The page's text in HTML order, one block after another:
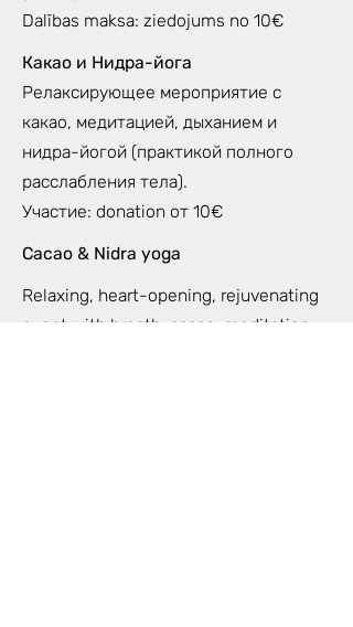
Dalības maksa: ziedojums no 10€
Какао и Нидра-йога
Релаксирующее мероприятие с
какао, медитацией, дыханием и
нидра-йогой (практикой полного
расслабления тела).
Участие: donation от 10€
Cacao & Nidra yoga
Relaxing, heart-opening, rejuvenating
event with breath, cacao, meditation